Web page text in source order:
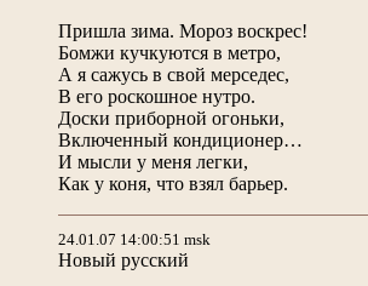
Пришла зима. Мороз воскрес!
Бомжи кучкуются в метро,
А я сажусь в свой мерседес,
В его роскошное нутро.
Доски приборной огоньки,
Включенный кондиционер…
И мысли у меня легки,
Как у коня, что взял барьер.
24.01.07 14:00:51 msk
Новый русский